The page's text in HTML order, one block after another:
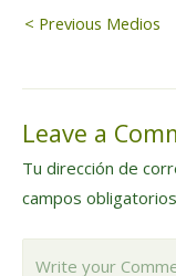
de
< Previous Medios
Leave a
Tu dirección de
campos